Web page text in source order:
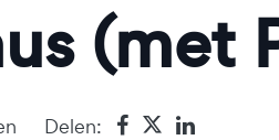
(met
Delen: